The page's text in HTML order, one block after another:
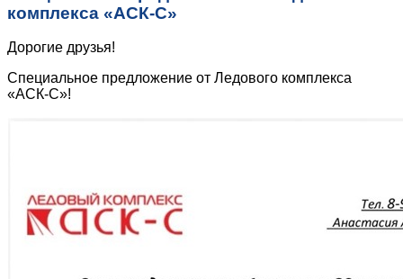
комплекса «АСК-С»
Дорогие друзья!
Специальное предложение от Ледового комплекса
«АСК-С»!